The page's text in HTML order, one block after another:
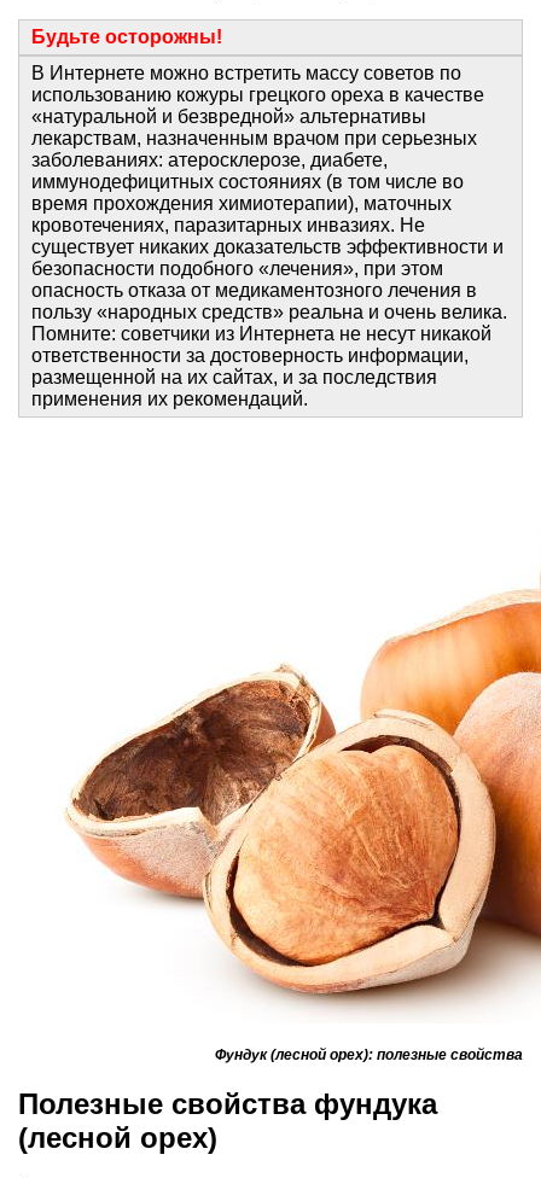
Будьте осторожны!
В Интернете можно встретить массу советов по
использованию кожуры грецкого ореха в качестве
«натуральной и безвредной» альтернативы
лекарствам, назначенным врачом при серьезных
заболеваниях: атеросклерозе, диабете,
иммунодефицитных состояниях (в том числе во
время прохождения химиотерапии), маточных
кровотечениях, паразитарных инвазиях. Не
существует никаких доказательств эффективности и
безопасности подобного «лечения», при этом
опасность отказа от медикаментозного лечения в
пользу «народных средств» реальна и очень велика.
Помните: советчики из Интернета не несут никакой
ответственности за достоверность информации,
размещенной на их сайтах, и за последствия
применения их рекомендаций.
Фундук (лесной орех): полезные свойства
Полезные свойства фундука
(лесной орех)